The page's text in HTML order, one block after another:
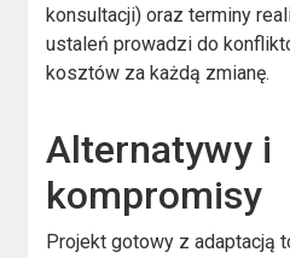
konsultacji) oraz terminy
ustaleń prowadzi do
kosztów za każdą zmianę.
Alternatywy i
kompromisy
Projekt gotowy z adaptacją